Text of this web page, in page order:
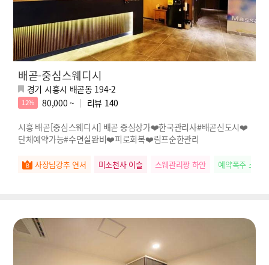
배곧-중심스웨디시
경기 시흥시 배곧동 194-2
12% 80,000 ~ 리뷰 140
시흥 배곧[중심스웨디시] 배곧 중심상가❤️한국관리사#배곧신도시❤️
단체예약가능#수면실완비❤️피로회복❤️림프순한관리
사장님강추 연서 미소천사 이슬 스웨관리짱 하얀 예약폭주 소희